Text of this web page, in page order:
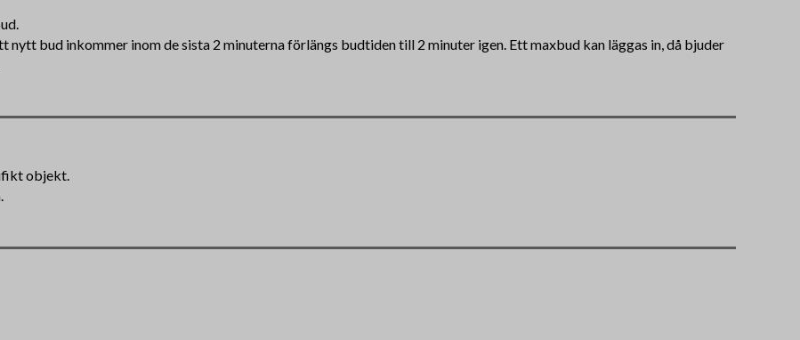
bud inkommer inom de sista 2 minuterna förlängs budtiden till 2 minuter igen. Ett maxbud kan läggas in, då bjuder
objekt.